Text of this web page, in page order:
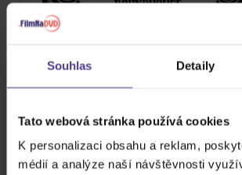
Souhlas Detaily
Tato webová stránka používá cookies
K personalizaci obsahu a reklam,
médií a analýze naší návštěvnosti